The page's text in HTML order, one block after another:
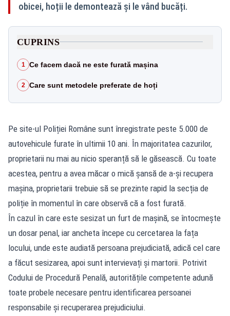
obicei, hoții le demontează și le vând bucăți.
CUPRINS
1 Ce facem dacă ne este furată mașina
2 Care sunt metodele preferate de hoți
Pe site-ul Poliției Române sunt înregistrate peste 5.000 de
autovehicule furate în ultimii 10 ani. În majoritatea cazurilor,
proprietarii nu mai au nicio speranță să le găsească. Cu toate
acestea, pentru a avea măcar o mică șansă de a-și recupera
mașina, proprietarii trebuie să se prezinte rapid la secția de
poliție în momentul în care observă că a fost furată.
În cazul în care este sesizat un furt de mașină, se întocmește
un dosar penal, iar ancheta începe cu cercetarea la fața
locului, unde este audiată persoana prejudiciată, adică cel care
a făcut sesizarea, apoi sunt intervievați și martorii. Potrivit
Codului de Procedură Penală, autoritățile competente adună
toate probele necesare pentru identificarea persoanei
responsabile și recuperarea prejudiciului.